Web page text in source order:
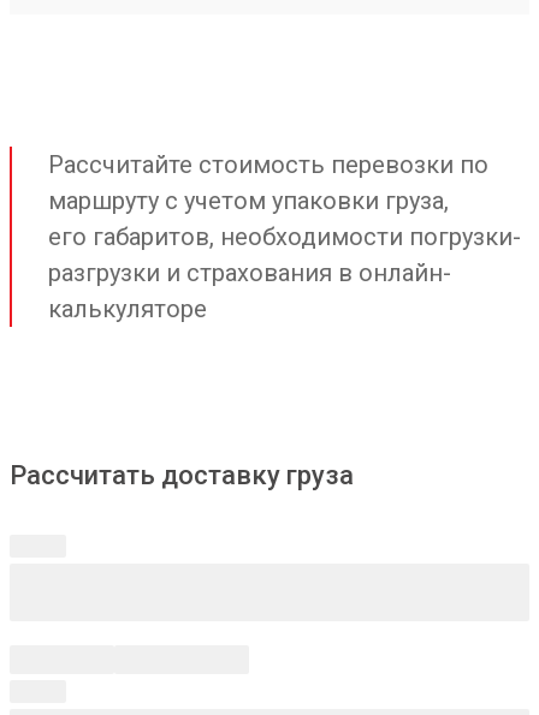
Рассчитайте стоимость перевозки по
маршруту с учетом упаковки груза,
его габаритов, необходимости погрузки-
разгрузки и страхования в онлайн-
калькуляторе
Рассчитать доставку груза